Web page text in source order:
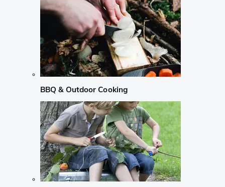
BBQ & Outdoor Cooking